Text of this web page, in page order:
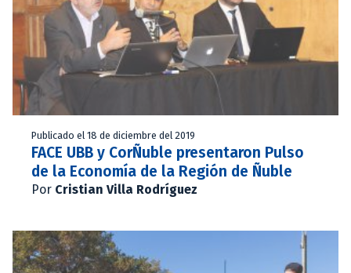
Publicado el 18 de diciembre del 2019
FACE UBB y CorÑuble presentaron Pulso
de la Economía de la Región de Ñuble
Por Cristian Villa Rodríguez